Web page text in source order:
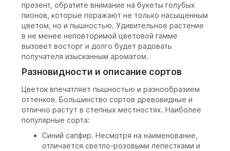
презент, обратите внимание на букеты голубых
пионов, которые поражают не только насыщенным
цветом, но и пышностью. Удивительное растение
в не менее неповторимой цветовой гамме
вызовет восторг и долго будет радовать
получателя изысканным ароматом.
Разновидности и описание сортов
Цветок впечатляет пышностью и разнообразием
оттенков. Большинство сортов древовидные и
отлично растут в степных местностях. Наиболее
популярные сорта:
Синий сапфир. Несмотря на наименование,
отличается светло-розовыми лепестками и